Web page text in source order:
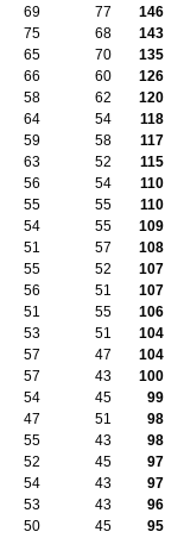
69 77 146
75 68 143
65 70 135
66 60 126
58 62 120
64 54 118
59 58 117
63 52 115
56 54 110
55 55 110
54 55 109
51 57 108
55 52 107
56 51 107
51 55 106
53 51 104
57 47 104
57 43 100
54 45 99
47 51 98
55 43 98
52 45 97
54 43 97
53 43 96
50 45 95